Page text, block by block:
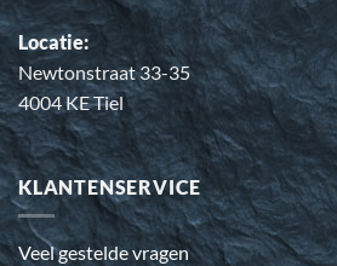
Locatie:
Newtonstraat 33-35
4004 KE Tiel
KLANTENSERVICE
Veel gestelde vragen